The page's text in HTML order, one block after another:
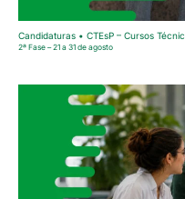
Candidaturas • CTEsP – Cursos
2ª Fase – 21 a 31 de agosto